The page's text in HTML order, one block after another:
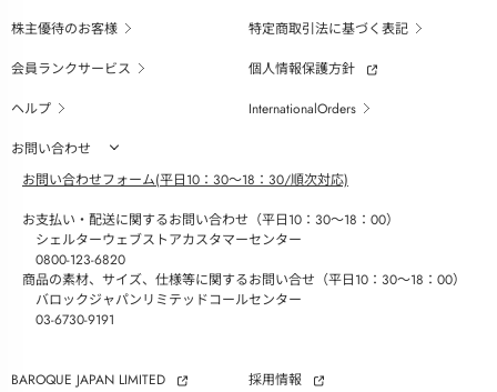
株主優待のお客様
特定商取引法に基づく表記
会員ランクサービス
個人情報保護方針
ヘルプ
InternationalOrders
お問い合わせ
お問い合わせフォーム(平日10：30～18：30/順次対応)
お支払い・配送に関するお問い合わせ（平日10：30～18：00）
シェルターウェブストアカスタマーセンター
0800-123-6820
商品の素材、サイズ、仕様等に関するお問い合せ（平日10：30～18：00）
バロックジャパンリミテッドコールセンター
03-6730-9191
BAROQUE JAPAN LIMITED 採用情報